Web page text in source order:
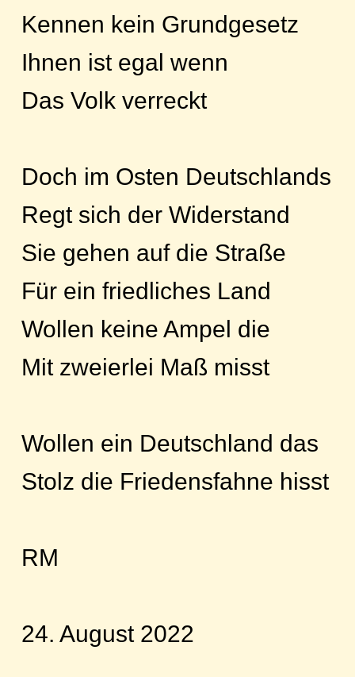
Kennen kein Grundgesetz
Ihnen ist egal wenn
Das Volk verreckt
Doch im Osten Deutschlands
Regt sich der Widerstand
Sie gehen auf die Straße
Für ein friedliches Land
Wollen keine Ampel die
Mit zweierlei Maß misst
Wollen ein Deutschland das
Stolz die Friedensfahne hisst
RM
24. August 2022